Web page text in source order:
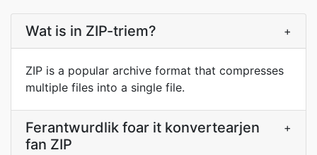
Wat is in ZIP-triem? +
ZIP is a popular archive format that compresses
multiple files into a single file.
Ferantwurdlik foar it konvertearjen
fan ZIP
+